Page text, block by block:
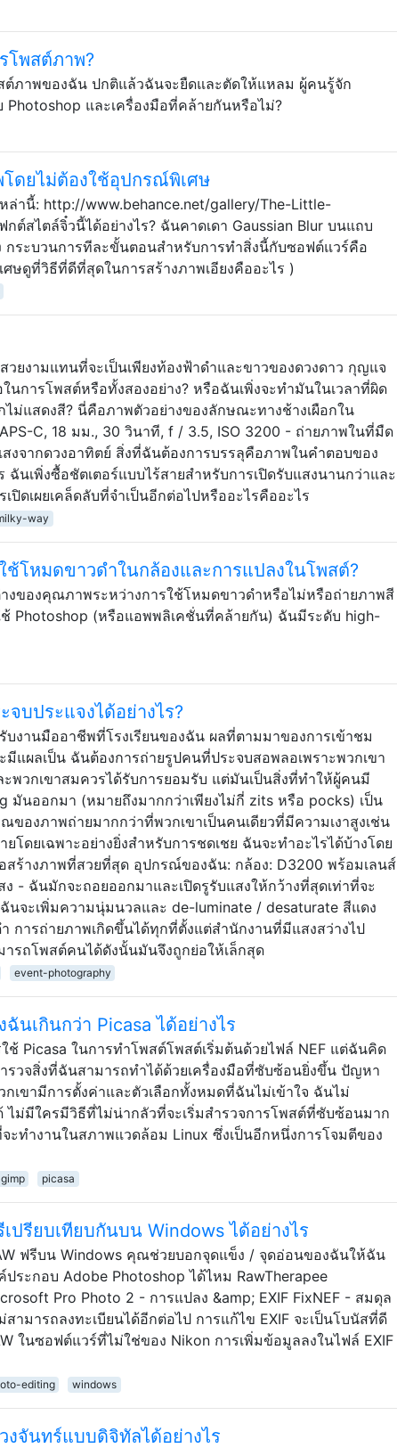
โพสต์ภาพ?
ต์ภาพของฉัน ปกติแล้วฉันจะยืดและตัดให้แหลม ผู้คนรู้จัก
และเครื่องมือที่คล้ายกันหรือไม่?
ดยไม่ต้องใช้อุปกรณ์พิเศษ
ล่านี้: http://www.behance.net/gallery/The-Little-
ต์สไตล์จิ๋วนี้ได้อย่างไร? ฉันคาดเดา Gaussian Blur บนแถบ
กระบวนการทีละขั้นตอนสำหรับการทำสิ่งนี้กับซอฟต์แวร์คือ
ษดูที่วิธีที่ดีที่สุดในการสร้างภาพเอียงคืออะไร )
วยงามแทนที่จะเป็นเพียงท้องฟ้าดำและขาวของดวงดาว กุญแจ
การโพสต์หรือทั้งสองอย่าง? หรือฉันเพิ่งจะทำมันในเวลาที่ผิด
ไม่แสดงสี? นี่คือภาพตัวอย่างของลักษณะทางช้างเผือกใน
C, 18 มม., 30 วินาที, f / 3.5, ISO 3200 - ถ่ายภาพในที่มืด
งจากดวงอาทิตย์ สิ่งที่ฉันต้องการบรรลุคือภาพในคำตอบของ
ฉันเพิ่งซื้อชัตเตอร์แบบไร้สายสำหรับการเปิดรับแสงนานกว่าและ
ปิดเผยเคล็ดลับที่จำเป็นอีกต่อไปหรืออะไรคืออะไร
way
ช้โหมดขาวดำในกล้องและการแปลงในโพสต์?
งของคุณภาพระหว่างการใช้โหมดขาวดำหรือไม่หรือถ่ายภาพสี
Photoshop (หรือแอพพลิเคชั่นที่คล้ายกัน) ฉันมีระดับ high-
บประแจงได้อย่างไร?
บงานมืออาชีพที่โรงเรียนของฉัน ผลที่ตามมาของการเข้าชม
ผลเป็น ฉันต้องการถ่ายรูปคนที่ประจบสอพลอเพราะพวกเขา
พวกเขาสมควรได้รับการยอมรับ แต่มันเป็นสิ่งที่ทำให้ผู้คนมี
มันออกมา (หมายถึงมากกว่าเพียงไม่กี่ zits หรือ pocks) เป็น
องภาพถ่ายมากกว่าที่พวกเขาเป็นคนเดียวที่มีความเงาสูงเช่น
ดยเฉพาะอย่างยิ่งสำหรับการชดเชย ฉันจะทำอะไรได้บ้างโดย
สร้างภาพที่สวยที่สุด อุปกรณ์ของฉัน: กล้อง: D3200 พร้อมเลนส์
- ฉันมักจะถอยออกมาและเปิดรูรับแสงให้กว้างที่สุดเท่าที่จะ
นจะเพิ่มความนุ่มนวลและ de-luminate / desaturate สีแดง
การถ่ายภาพเกิดขึ้นได้ทุกที่ตั้งแต่สำนักงานที่มีแสงสว่างไป
รถโพสต์คนได้ดังนั้นมันจึงถูกย่อให้เล็กสุด
event-photography
นเกินกว่า Picasa ได้อย่างไร
ช้ Picasa ในการทำโพสต์โพสต์เริ่มต้นด้วยไฟล์ NEF แต่ฉันคิด
รวจสิ่งที่ฉันสามารถทำได้ด้วยเครื่องมือที่ซับซ้อนยิ่งขึ้น ปัญหา
เขามีการตั้งค่าและตัวเลือกทั้งหมดที่ฉันไม่เข้าใจ ฉันไม่
ไม่มีใครมีวิธีที่ไม่น่ากลัวที่จะเริ่มสำรวจการโพสต์ที่ซับซ้อนมาก
ะทำงานในสภาพแวดล้อม Linux ซึ่งเป็นอีกหนึ่งการโจมตีของ
gimp picasa
ปรียบเทียบกันบน Windows ได้อย่างไร
ฟรีบน Windows คุณช่วยบอกจุดแข็ง / จุดอ่อนของฉันให้ฉัน
ระกอบ Adobe Photoshop ได้ไหม RawTherapee
Pro Photo 2 - การแปลง &amp; EXIF FixNEF - สมดุล
ามารถลงทะเบียนได้อีกต่อไป การแก้ไข EXIF ​​จะเป็นโบนัสที่ดี
ในซอฟต์แวร์ที่ไม่ใช่ของ Nikon การเพิ่มข้อมูลลงในไฟล์ EXIF
editing windows
จันทร์แบบดิจิทัลได้อย่างไร